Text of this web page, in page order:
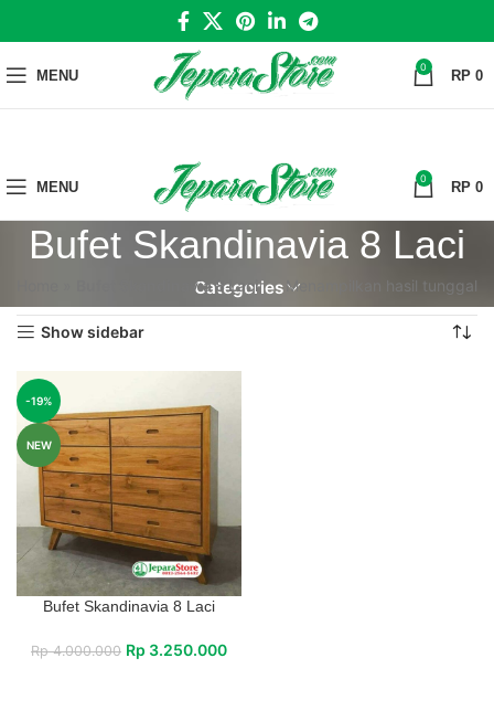
MENU 0 RP 0
MENU 0 RP 0
Bufet Skandinavia 8 Laci
Categories
Bufet Skandinavia 8 Laci Menampilkan hasil tunggal
Show sidebar
-19%
NEW
Bufet Skandinavia 8 Laci
Rp4.000.000 Rp 3.250.000